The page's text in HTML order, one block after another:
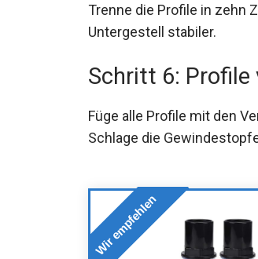
Trenne die Profile in zehn
Untergestell stabiler.
Schritt 6: Profile
Füge alle Profile mit den
Schlage die
Wir empfehlen